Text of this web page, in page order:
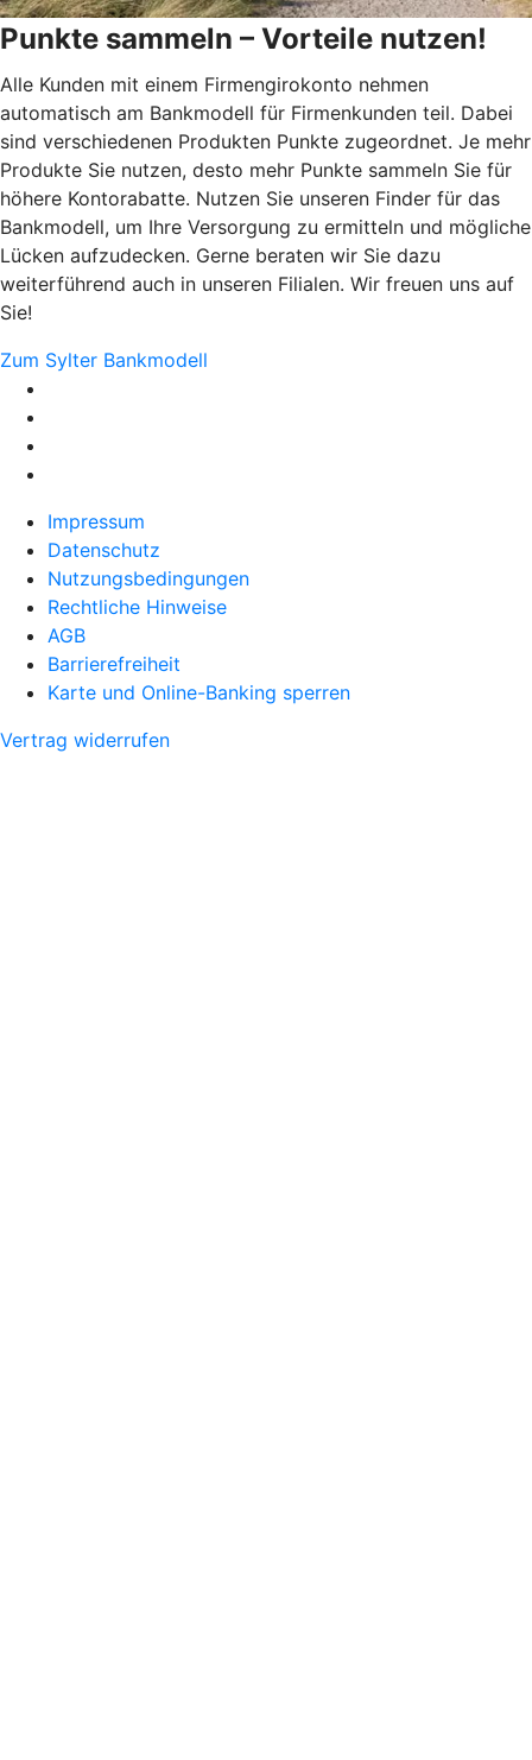
Punkte sammeln – Vorteile nutzen!
Alle Kunden mit einem Firmengirokonto nehmen
automatisch am Bankmodell für Firmenkunden teil. Dabei
sind verschiedenen Produkten Punkte zugeordnet. Je mehr
Produkte Sie nutzen, desto mehr Punkte sammeln Sie für
höhere Kontorabatte. Nutzen Sie unseren Finder für das
Bankmodell, um Ihre Versorgung zu ermitteln und mögliche
Lücken aufzudecken. Gerne beraten wir Sie dazu
weiterführend auch in unseren Filialen. Wir freuen uns auf
Sie!
Zum Sylter Bankmodell
Impressum
Datenschutz
Nutzungsbedingungen
Rechtliche Hinweise
AGB
Barrierefreiheit
Karte und Online-Banking sperren
Vertrag widerrufen